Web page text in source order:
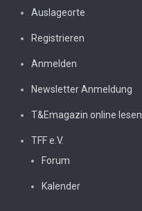
Auslageorte
Registrieren
Anmelden
Newsletter Anmeldung
T&Emagazin online lesen
TFF e.V.
Forum
Kalender